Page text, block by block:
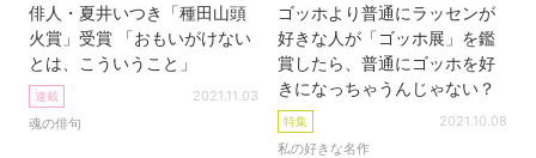
俳人・夏井いつき「種田山頭
火賞」受賞 「おもいがけない
とは、こういうこと」
連載
魂の俳句
2021.11.03
ゴッホより普通にラッセンが
好きな人が「ゴッホ展」を鑑
賞したら、普通にゴッホを好
きになっちゃうんじゃない？
特集
私の好きな名作
2021.10.08